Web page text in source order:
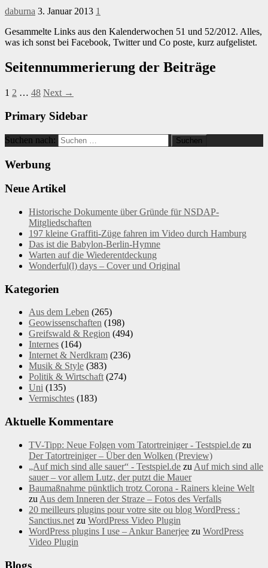
daburna 3. Januar 2013 1
Gesammelte Links aus den Kalenderwochen 51 und 52/2012. Alles,
was ich sonst bei Facebook, Twitter und Co poste, kurz aufgelistet.
Seitennummerierung der Beiträge
1 2 … 48 Next →
Primary Sidebar
Suchen nach:
Werbung
Neue Artikel
Historische Dokumente über Gründe für NSDAP-
Mitgliedschaften
197 kleine Graffiti-Züge fahren im Video durch Hamburg
Das ist die Babylon-Berlin-Hymne
Warten auf die Wiederentdeckung
Wonderful(l) days – Cover und Original
Kategorien
Aus dem Leben (265)
Geowissenschaften (198)
Greifswald & Region (494)
Internes (164)
Internet & Nerdkram (236)
Musik & Style (383)
Politik & Wirtschaft (274)
Uni (135)
Vermischtes (183)
Aktuelle Kommentare
TV-Tipp: Neue Folgen vom Tatortreiniger - Testspiel.de zu
Der Tatortreiniger – Über den Wolken (Preview)
„Auf mich sind alle sauer“ - Testspiel.de zu Auf mich sind alle
sauer – vor allem Lutz, der putzt die Mauer
Baumaßnahme pünktlich trotz Corona - Rainers kleine Welt
zu Aus dem Inneren der Straze – Fotos des Verfalls
20 meilleurs plugins pour votre site ou blog WordPress :
Sanctius.net zu WordPress Video Plugin
WordPress plugins I use – Ankur Banerjee zu WordPress
Video Plugin
Blogs